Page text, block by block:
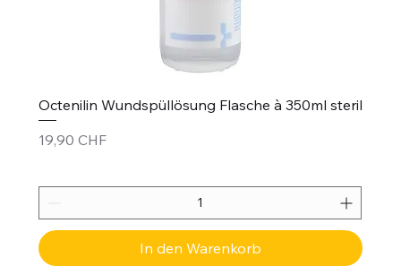
Octenilin Wundspüllösung Flasche à 350ml steril
Preis
19,90 CHF
In den Warenkorb